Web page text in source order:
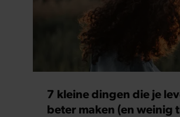
7 kleine dingen die je
beter maken (en weinig